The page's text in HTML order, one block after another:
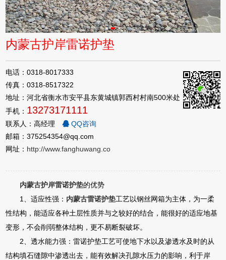
内蒙古护岸雷诺护垫
电话：0318-8017333
传真：0318-8517322
地址：河北省衡水市安平县东黄城镇郭西村村南500米处
手机： 13273171111
联系人：高经理
QQ咨询
邮箱：375254354@qq.com
网址： http://www.fanghuwang.co
内蒙古护岸雷诺护垫的优势
1、适应性强： 内蒙古雷诺护垫工艺以钢丝网箱为主体，为一柔
性结构，能适应各种土层性质并与之较好的结合，能很好的适应地基
变形，不会削弱整体结构，更不易断裂破坏。
2、透水能力强：雷诺护垫工艺可使地下水以及渗透水及时的从
结构填石缝隙中渗透出去，能有效解决孔隙水压力的影响，利于岸